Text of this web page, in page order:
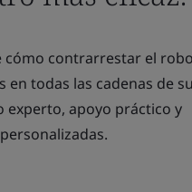
contrarrestar el
todas las cadenas de
experto, apoyo práctico y